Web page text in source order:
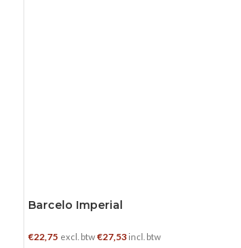
Barcelo Imperial
€22,75 excl. btw€27,53 incl. btw